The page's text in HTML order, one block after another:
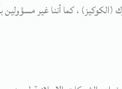
(الكوكيز) ، كما أننا غير